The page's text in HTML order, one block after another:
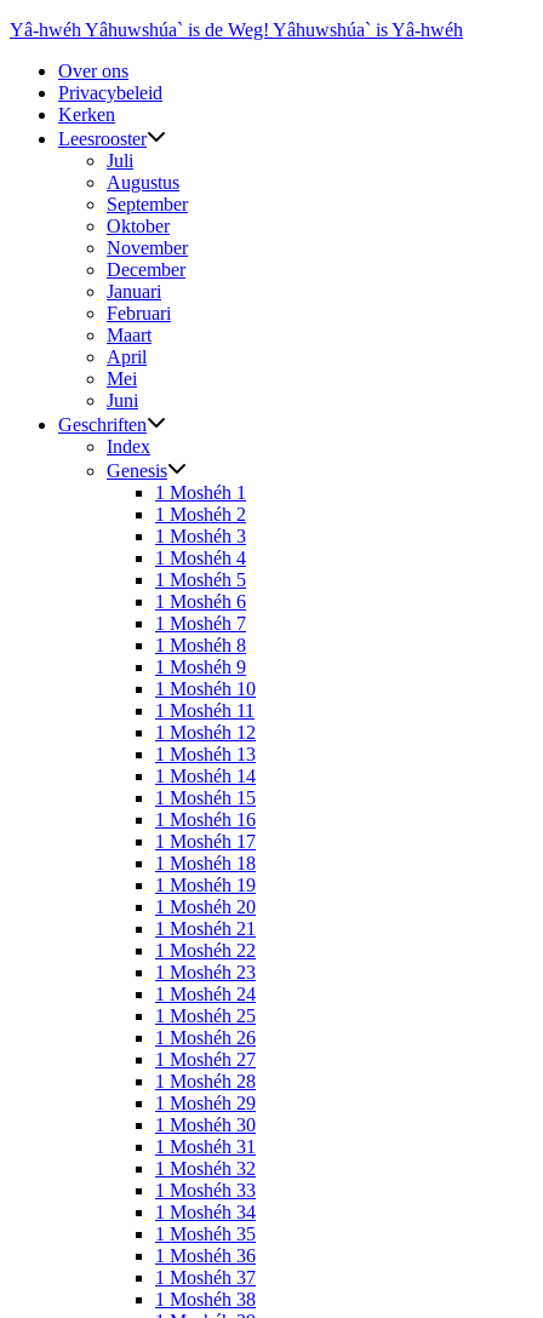
Ga
inhoud
Yâ-hwéh Yâhuwshúa` is de Weg! Yâhuwshúa` is Yâ-hwéh
Over ons
Privacybeleid
Kerken
Leesrooster
Juli
Augustus
September
Oktober
November
December
Januari
Februari
Maart
April
Mei
Juni
Geschriften
Index
Genesis
1 Moshéh 1
1 Moshéh 2
1 Moshéh 3
1 Moshéh 4
1 Moshéh 5
1 Moshéh 6
1 Moshéh 7
1 Moshéh 8
1 Moshéh 9
1 Moshéh 10
1 Moshéh 11
1 Moshéh 12
1 Moshéh 13
1 Moshéh 14
1 Moshéh 15
1 Moshéh 16
1 Moshéh 17
1 Moshéh 18
1 Moshéh 19
1 Moshéh 20
1 Moshéh 21
1 Moshéh 22
1 Moshéh 23
1 Moshéh 24
1 Moshéh 25
1 Moshéh 26
1 Moshéh 27
1 Moshéh 28
1 Moshéh 29
1 Moshéh 30
1 Moshéh 31
1 Moshéh 32
1 Moshéh 33
1 Moshéh 34
1 Moshéh 35
1 Moshéh 36
1 Moshéh 37
1 Moshéh 38